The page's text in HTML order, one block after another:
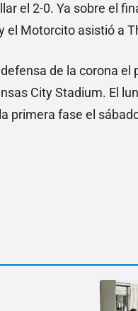
el 2-0. Ya sobre el
el Motorcito asistió a
de la corona
City Stadium. El
primera fase el